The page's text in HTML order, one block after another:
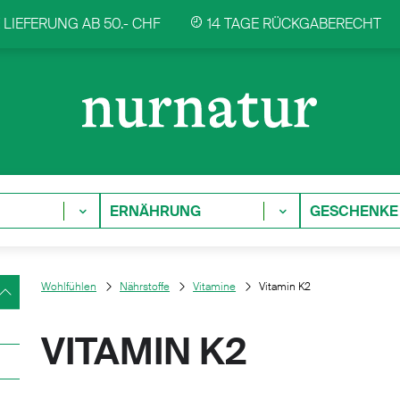
AB 50.- CHF 14 TAGE RÜCKGABERECHT
ERNÄHRUNG GESCHENKE
Wohlfühlen Nährstoffe Vitamine Vitamin K2
VITAMIN K2